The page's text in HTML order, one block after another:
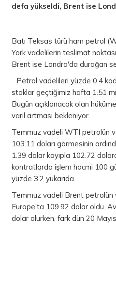
defa yükseldi, Brent ise
Batı Teksas türü ham petrol
York vadelilerin teslimat
Brent ise Londra'da durağan
Petrol vadelileri yüzde 0.4
stoklar geçtiğimiz hafta 1.51
Bugün açıklanacak olan
varil artması bekleniyor.
Temmuz vadeli WTI petrolün
103.11 doları görmesinin
1.39 dolar kayıpla 102.72
kontratlarda işlem hacmi 100
yüzde 3.2 yukarıda.
Temmuz vadeli Brent petrolün
Europe'ta 109.92 dolar oldu.
dolar olurken, fark dün 20